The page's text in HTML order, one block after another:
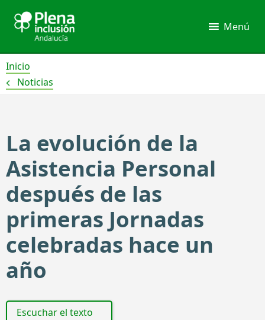
contenido
Menú
Inicio
Noticias
La evolución de la
Asistencia Personal
después de las
primeras Jornadas
celebradas hace un
año
Escuchar el texto